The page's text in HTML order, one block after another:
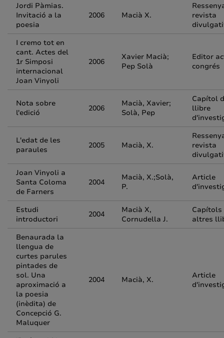
Jordi Pàmias.
Invitació a la
poesia
2006 Macià X.
revista
I cremo tot en
cant. Actes del
1r Simposi
internacional
Joan Vinyoli
2006
Xavier Macià;
Pep Solà
Editor
congrés
Nota sobre
l'edició
2006
Macià, Xavier;
Solà, Pep
Capítol
llibre
L'edat de les
paraules
2005 Macià, X.
revista
Joan Vinyoli a
Santa Coloma
de Farners
2004
Macià, X.;Solà,
P.
Article
Estudi
introductori
2004
Macià X,
Cornudella J.
Capítols
altres
Benaurada la
llengua de
curtes parules
pintades de
sol. Una
aproximació a
la poesia
(inèdita) de
Concepció G.
Maluquer
2004 Macià, X.
Article